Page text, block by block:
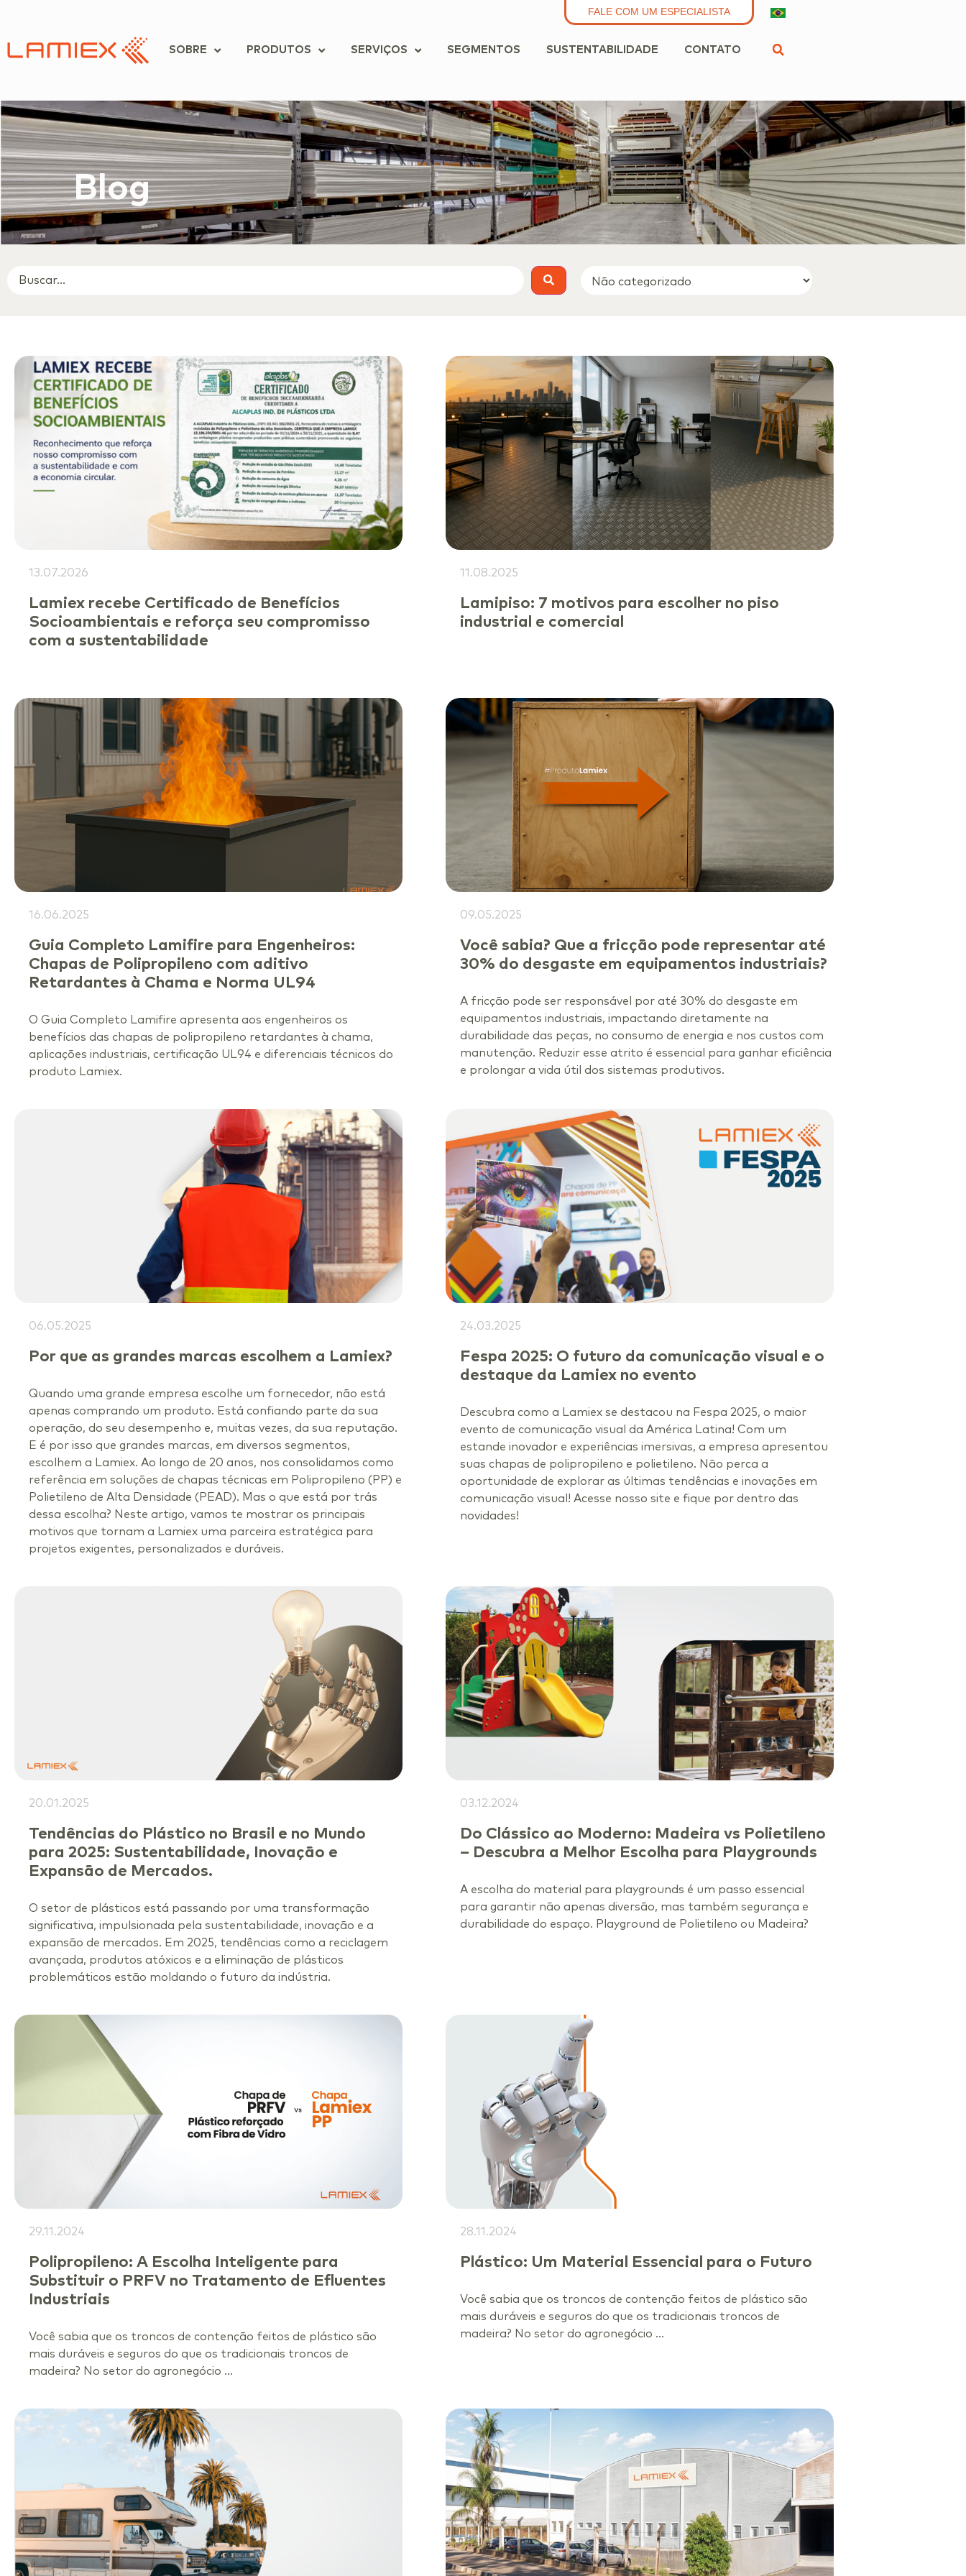
FALE COM UM ESPECIALISTA
SOBRE PRODUTOS SERVIÇOS SEGMENTOS SUSTENTABILIDADE CONTATO
Blog
13.07.2026
Lamiex recebe Certificado de Benefícios
Socioambientais e reforça seu compromisso
com a sustentabilidade
11.08.2025
Lamipiso: 7 motivos para escolher no piso
industrial e comercial
16.06.2025
Guia Completo Lamifire para Engenheiros:
Chapas de Polipropileno com aditivo
Retardantes à Chama e Norma UL94
O Guia Completo Lamifire apresenta aos engenheiros os
benefícios das chapas de polipropileno retardantes à chama,
aplicações industriais, certificação UL94 e diferenciais técnicos do
produto Lamiex.
09.05.2025
Você sabia? Que a fricção pode representar até
30% do desgaste em equipamentos industriais?
A fricção pode ser responsável por até 30% do desgaste em
equipamentos industriais, impactando diretamente na
durabilidade das peças, no consumo de energia e nos custos com
manutenção. Reduzir esse atrito é essencial para ganhar eficiência
e prolongar a vida útil dos sistemas produtivos.
06.05.2025
Por que as grandes marcas escolhem a Lamiex?
Quando uma grande empresa escolhe um fornecedor, não está
apenas comprando um produto. Está confiando parte da sua
operação, do seu desempenho e, muitas vezes, da sua reputação.
E é por isso que grandes marcas, em diversos segmentos,
escolhem a Lamiex. Ao longo de 20 anos, nos consolidamos como
referência em soluções de chapas técnicas em Polipropileno (PP) e
Polietileno de Alta Densidade (PEAD). Mas o que está por trás
dessa escolha? Neste artigo, vamos te mostrar os principais
motivos que tornam a Lamiex uma parceira estratégica para
projetos exigentes, personalizados e duráveis.
24.03.2025
Fespa 2025: O futuro da comunicação visual e o
destaque da Lamiex no evento
Descubra como a Lamiex se destacou na Fespa 2025, o maior
evento de comunicação visual da América Latina! Com um
estande inovador e experiências imersivas, a empresa apresentou
suas chapas de polipropileno e polietileno. Não perca a
oportunidade de explorar as últimas tendências e inovações em
comunicação visual! Acesse nosso site e fique por dentro das
novidades!
20.01.2025
Tendências do Plástico no Brasil e no Mundo
para 2025: Sustentabilidade, Inovação e
Expansão de Mercados.
O setor de plásticos está passando por uma transformação
significativa, impulsionada pela sustentabilidade, inovação e a
expansão de mercados. Em 2025, tendências como a reciclagem
avançada, produtos atóxicos e a eliminação de plásticos
problemáticos estão moldando o futuro da indústria.
03.12.2024
Do Clássico ao Moderno: Madeira vs Polietileno
– Descubra a Melhor Escolha para Playgrounds
A escolha do material para playgrounds é um passo essencial
para garantir não apenas diversão, mas também segurança e
durabilidade do espaço. Playground de Polietileno ou Madeira?
29.11.2024
Polipropileno: A Escolha Inteligente para
Substituir o PRFV no Tratamento de Efluentes
Industriais
Você sabia que os troncos de contenção feitos de plástico são
mais duráveis e seguros do que os tradicionais troncos de
madeira? No setor do agronegócio ...
28.11.2024
Plástico: Um Material Essencial para o Futuro
Você sabia que os troncos de contenção feitos de plástico são
mais duráveis e seguros do que os tradicionais troncos de
madeira? No setor do agronegócio ...